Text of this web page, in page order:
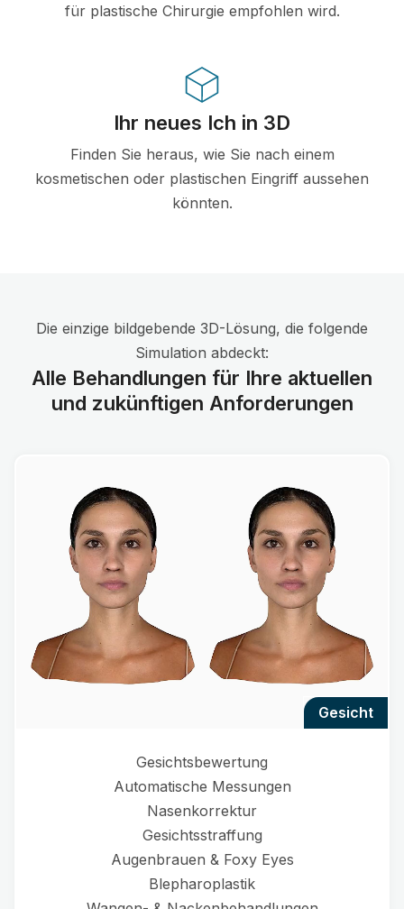
für plastische Chirurgie empfohlen wird.
Ihr neues Ich in 3D
Finden Sie heraus, wie Sie nach einem
kosmetischen oder plastischen Eingriff aussehen
könnten.
Die einzige bildgebende 3D-Lösung, die folgende
Simulation abdeckt:
Alle Behandlungen für Ihre aktuellen
und zukünftigen Anforderungen
gesicht
Gesichtsbewertung
Automatische Messungen
Nasenkorrektur
Gesichtsstraffung
Augenbrauen & Foxy Eyes
Blepharoplastik